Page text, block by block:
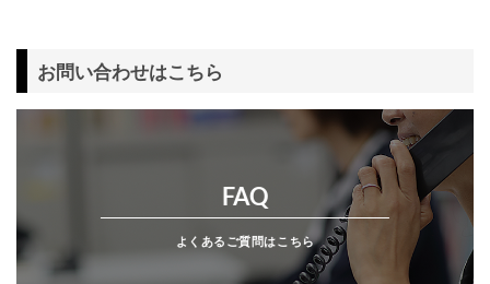
お問い合わせはこちら
FAQ
よくあるご質問はこちら